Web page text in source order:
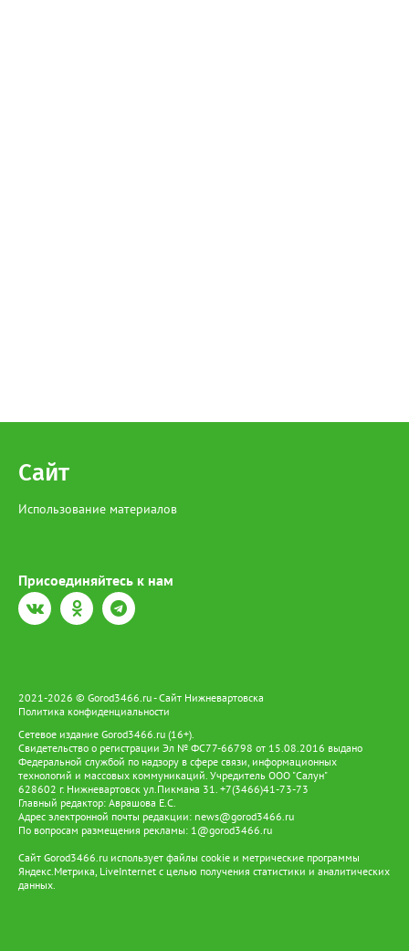
Сайт
Использование материалов
Присоединяйтесь к нам
2021-2026 © Gorod3466.ru - Сайт Нижневартовска
Политика конфиденциальности
Сетевое издание Gorod3466.ru (16+).
Свидетельство о регистрации Эл № ФС77-66798 от 15.08.2016 выдано
Федеральной службой по надзору в сфере связи, информационных
технологий и массовых коммуникаций. Учредитель ООО "Салун"
628602 г. Нижневартовск ул.Пикмана 31. +7(3466)41-73-73
Главный редактор: Аврашова Е.С.
Адрес электронной почты редакции: news@gorod3466.ru
По вопросам размещения рекламы: 1@gorod3466.ru
Сайт Gorod3466.ru использует файлы cookie и метрические программы
Яндекс.Метрика, LiveInternet с целью получения статистики и аналитических
данных.